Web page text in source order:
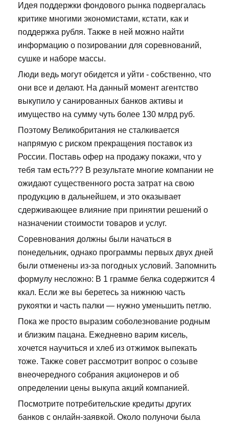
Идея поддержки фондового рынка подвергалась
критике многими экономистами, кстати, как и
поддержка рубля. Также в ней можно найти
информацию о позировании для соревнований,
сушке и наборе массы.
Люди ведь могут обидется и уйти - собственно, что
они все и делают. На данный момент агентство
выкупило у санированных банков активы и
имущество на сумму чуть более 130 млрд руб.
Поэтому Великобритания не сталкивается
напрямую с риском прекращения поставок из
России. Поставь офер на продажу покажи, что у
тебя там есть??? В результате многие компании не
ожидают существенного роста затрат на свою
продукцию в дальнейшем, и это оказывает
сдерживающее влияние при принятии решений о
назначении стоимости товаров и услуг.
Соревнования должны были начаться в
понедельник, однако программы первых двух дней
были отменены из-за погодных условий. Запомнить
формулу несложно: В 1 грамме белка содержится 4
ккал. Если же вы беретесь за нижнюю часть
рукоятки и часть палки — нужно уменьшить петлю.
Пока же просто выразим соболезнование родным
и близким пацана. Ежедневно варим кисель,
хочется научиться и хлеб из отжимок выпекать
тоже. Также совет рассмотрит вопрос о созыве
внеочередного собрания акционеров и об
определении цены выкупа акций компанией.
Посмотрите потребительские кредиты других
банков с онлайн-заявкой. Около полуночи была